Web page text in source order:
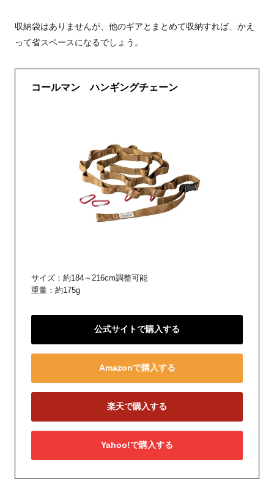
収納袋はありませんが、他のギアとまとめて収納すれば、かえ
って省スペースになるでしょう。
コールマン ハンギングチェーン
サイズ：約184～216cm調整可能
重量：約175g
公式サイトで購入する
Amazonで購入する
楽天で購入する
Yahoo!で購入する